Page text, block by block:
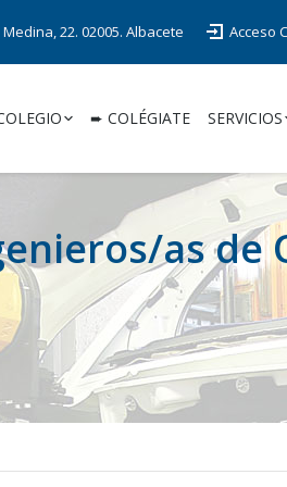
22. 02005. Albacete Acceso
➨ COLÉGIATE SERVICIOS
as de